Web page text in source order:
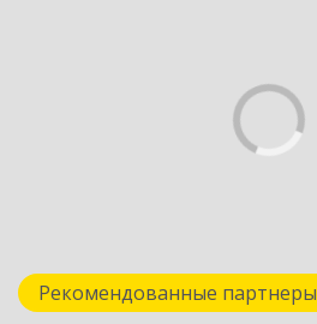
Рекомендованные партнеры